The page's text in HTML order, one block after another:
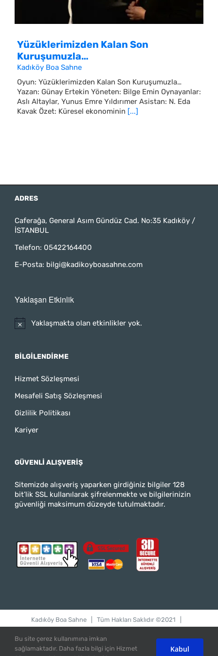
Yüzüklerimizden Kalan Son
Kuruşumuzla…
Kadıköy Boa Sahne
Oyun: Yüzüklerimizden Kalan Son Kuruşumuzla…
Yazan: Günay Ertekin Yöneten: Bilge Emin Oynayanlar:
Aslı Altaylar, Yunus Emre Yıldırımer Asistan: N. Eda
Kavak Özet: Küresel ekonominin [...]
ADRES
Caferağa, General Asım Gündüz Cad. No:35 Kadıköy /
İSTANBUL
Telefon: 05422164400
E-Posta: bilgi@kadikoyboasahne.com
Yaklaşan Etkinlik
Yaklaşmakta olan etkinlikler yok.
BILGILENDIRME
Hizmet Sözleşmesi
Mesafeli Satış Sözleşmesi
Gizlilik Politikası
Kariyer
GÜVENLI ALIŞVERIŞ
Sitemizde alışveriş yaparken girdiğiniz bilgiler 128
bit’lik SSL kullanılarak şifrelenmekte ve bilgilerinizin
güvenliği maksimum düzeyde tutulmaktadır.
Kadıköy Boa Sahne| Tüm Hakları Saklıdır ©2021 |
InstagramTwitter
Bu site çerez kullanımına imkan
sağlamaktadır. Daha fazla bilgi için Hizmet
Kabul